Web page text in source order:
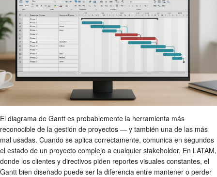
El diagrama de Gantt es probablemente la herramienta más
reconocible de la gestión de proyectos — y también una de las más
mal usadas. Cuando se aplica correctamente, comunica en segundos
el estado de un proyecto complejo a cualquier stakeholder. En LATAM,
donde los clientes y directivos piden reportes visuales constantes, el
Gantt bien diseñado puede ser la diferencia entre mantener o perder